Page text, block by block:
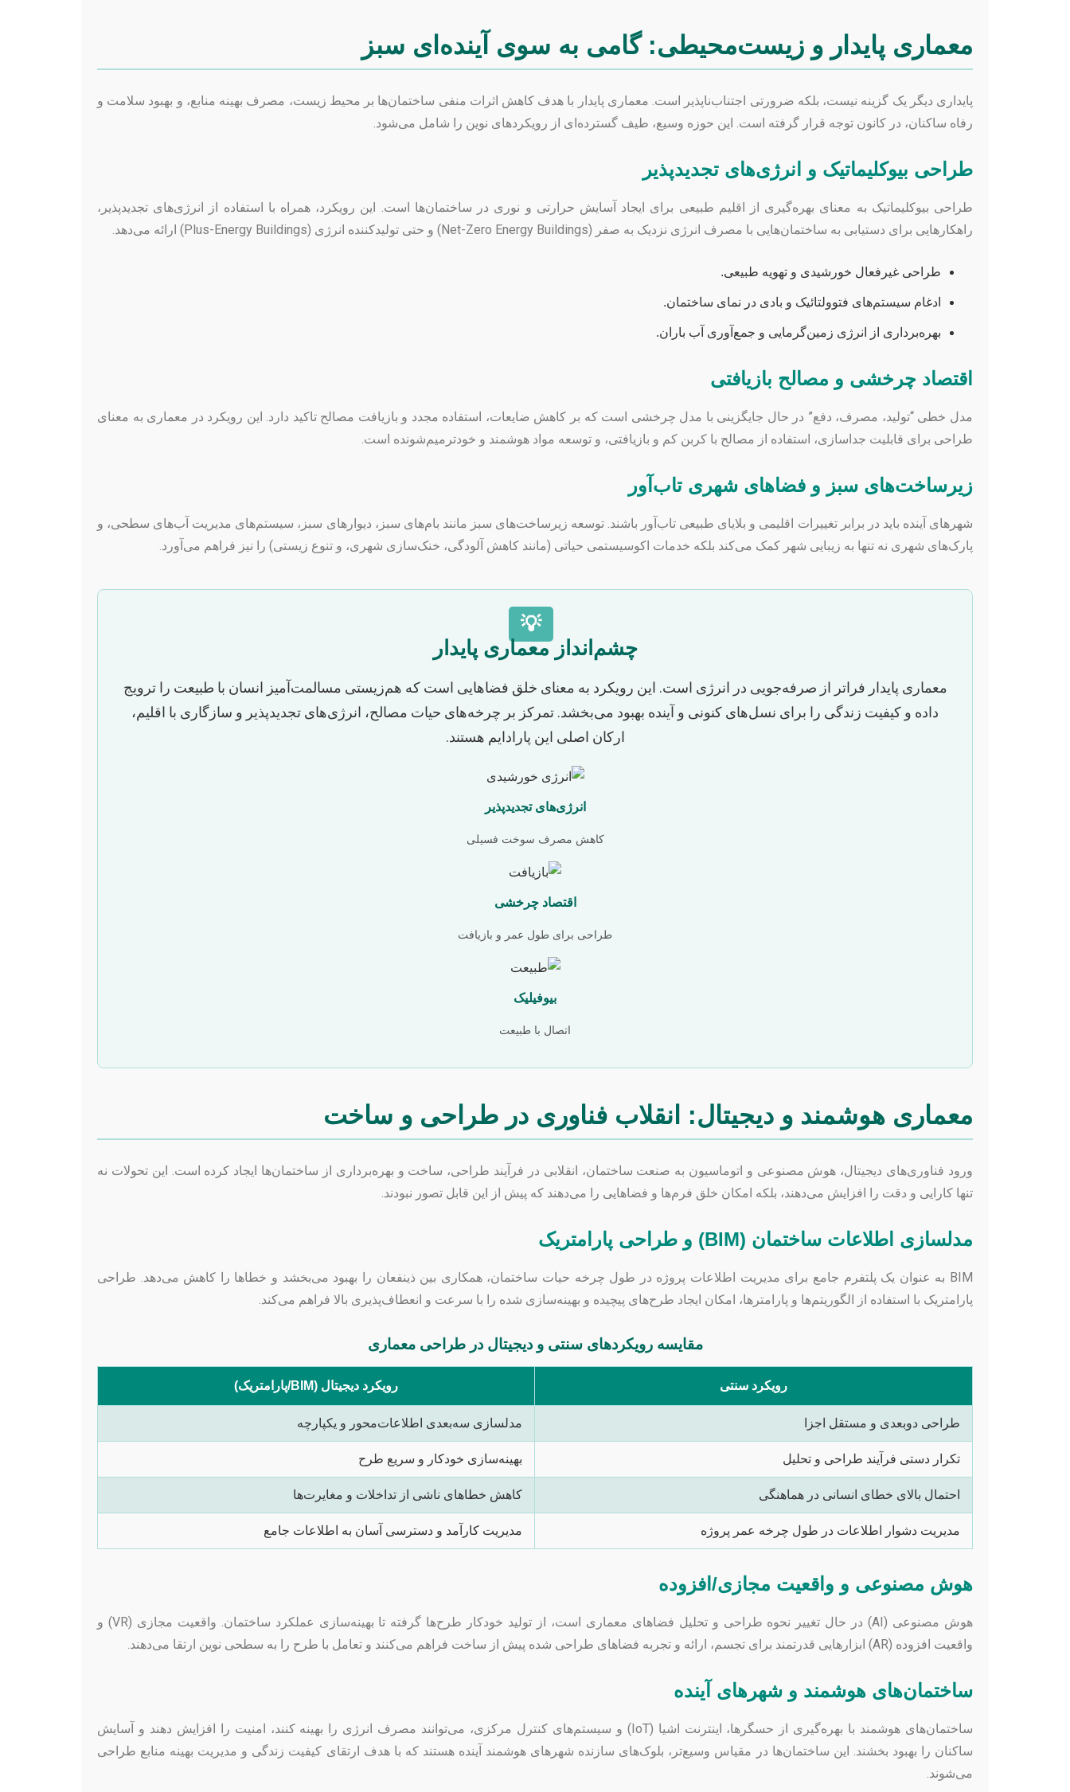
معماری پایدار و زیست‌محیطی: گامی به سوی آینده‌ای سبز
پایداری دیگر یک گزینه نیست، بلکه ضرورتی اجتناب‌ناپذیر است. معماری پایدار با هدف کاهش اثرات منفی ساختمان‌ها بر محیط زیست، مصرف بهینه منابع، و بهبود سلامت و
رفاه ساکنان، در کانون توجه قرار گرفته است. این حوزه وسیع، طیف گسترده‌ای از رویکردهای نوین را شامل می‌شود.
طراحی بیوکلیماتیک و انرژی‌های تجدیدپذیر
طراحی بیوکلیماتیک به معنای بهره‌گیری از اقلیم طبیعی برای ایجاد آسایش حرارتی و نوری در ساختمان‌ها است. این رویکرد، همراه با استفاده از انرژی‌های تجدیدپذیر،
راهکارهایی برای دستیابی به ساختمان‌هایی با مصرف انرژی نزدیک به صفر (Net-Zero Energy Buildings) و حتی تولیدکننده انرژی (Plus-Energy Buildings) ارائه می‌دهد.
طراحی غیرفعال خورشیدی و تهویه طبیعی.
ادغام سیستم‌های فتوولتائیک و بادی در نمای ساختمان.
بهره‌برداری از انرژی زمین‌گرمایی و جمع‌آوری آب باران.
اقتصاد چرخشی و مصالح بازیافتی
مدل خطی “تولید، مصرف، دفع” در حال جایگزینی با مدل چرخشی است که بر کاهش ضایعات، استفاده مجدد و بازیافت مصالح تاکید دارد. این رویکرد در معماری به معنای
طراحی برای قابلیت جداسازی، استفاده از مصالح با کربن کم و بازیافتی، و توسعه مواد هوشمند و خودترمیم‌شونده است.
زیرساخت‌های سبز و فضاهای شهری تاب‌آور
شهرهای آینده باید در برابر تغییرات اقلیمی و بلایای طبیعی تاب‌آور باشند. توسعه زیرساخت‌های سبز مانند بام‌های سبز، دیوارهای سبز، سیستم‌های مدیریت آب‌های سطحی، و
پارک‌های شهری نه تنها به زیبایی شهر کمک می‌کند بلکه خدمات اکوسیستمی حیاتی (مانند کاهش آلودگی، خنک‌سازی شهری، و تنوع زیستی) را نیز فراهم می‌آورد.
💡
چشم‌انداز معماری پایدار
معماری پایدار فراتر از صرفه‌جویی در انرژی است. این رویکرد به معنای خلق فضاهایی است که هم‌زیستی مسالمت‌آمیز انسان با طبیعت را ترویج
داده و کیفیت زندگی را برای نسل‌های کنونی و آینده بهبود می‌بخشد. تمرکز بر چرخه‌های حیات مصالح، انرژی‌های تجدیدپذیر و سازگاری با اقلیم،
ارکان اصلی این پارادایم هستند.
انرژی‌های تجدیدپذیر
کاهش مصرف سوخت فسیلی
اقتصاد چرخشی
طراحی برای طول عمر و بازیافت
بیوفیلیک
اتصال با طبیعت
معماری هوشمند و دیجیتال: انقلاب فناوری در طراحی و ساخت
ورود فناوری‌های دیجیتال، هوش مصنوعی و اتوماسیون به صنعت ساختمان، انقلابی در فرآیند طراحی، ساخت و بهره‌برداری از ساختمان‌ها ایجاد کرده است. این تحولات نه
تنها کارایی و دقت را افزایش می‌دهند، بلکه امکان خلق فرم‌ها و فضاهایی را می‌دهند که پیش از این قابل تصور نبودند.
مدلسازی اطلاعات ساختمان (BIM) و طراحی پارامتریک
BIM به عنوان یک پلتفرم جامع برای مدیریت اطلاعات پروژه در طول چرخه حیات ساختمان، همکاری بین ذینفعان را بهبود می‌بخشد و خطاها را کاهش می‌دهد. طراحی
پارامتریک با استفاده از الگوریتم‌ها و پارامترها، امکان ایجاد طرح‌های پیچیده و بهینه‌سازی شده را با سرعت و انعطاف‌پذیری بالا فراهم می‌کند.
مقایسه رویکردهای سنتی و دیجیتال در طراحی معماری
رویکرد سنتی رویکرد دیجیتال (BIM/پارامتریک)
طراحی دوبعدی و مستقل اجزا مدلسازی سه‌بعدی اطلاعات‌محور و یکپارچه
تکرار دستی فرآیند طراحی و تحلیل بهینه‌سازی خودکار و سریع طرح
احتمال بالای خطای انسانی در هماهنگی کاهش خطاهای ناشی از تداخلات و مغایرت‌ها
مدیریت دشوار اطلاعات در طول چرخه عمر پروژه مدیریت کارآمد و دسترسی آسان به اطلاعات جامع
هوش مصنوعی و واقعیت مجازی/افزوده
هوش مصنوعی (AI) در حال تغییر نحوه طراحی و تحلیل فضاهای معماری است، از تولید خودکار طرح‌ها گرفته تا بهینه‌سازی عملکرد ساختمان. واقعیت مجازی (VR) و
واقعیت افزوده (AR) ابزارهایی قدرتمند برای تجسم، ارائه و تجربه فضاهای طراحی شده پیش از ساخت فراهم می‌کنند و تعامل با طرح را به سطحی نوین ارتقا می‌دهند.
ساختمان‌های هوشمند و شهرهای آینده
ساختمان‌های هوشمند با بهره‌گیری از حسگرها، اینترنت اشیا (IoT) و سیستم‌های کنترل مرکزی، می‌توانند مصرف انرژی را بهینه کنند، امنیت را افزایش دهند و آسایش
ساکنان را بهبود بخشند. این ساختمان‌ها در مقیاس وسیع‌تر، بلوک‌های سازنده شهرهای هوشمند آینده هستند که با هدف ارتقای کیفیت زندگی و مدیریت بهینه منابع طراحی
می‌شوند.